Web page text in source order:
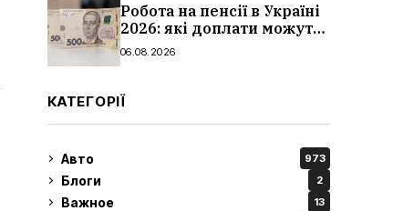
Робота на пенсії в Україні
2026: які доплати можуть
скасувати, про що
06.08.2026
КАТЕГОРІЇ
Авто 973
Блоги 2
Важное 13